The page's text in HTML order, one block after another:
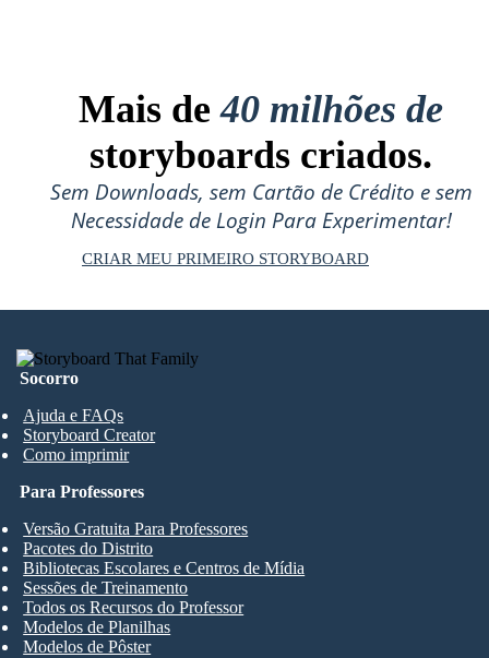
Mais de40 milhões de
storyboards criados.
Sem Downloads, sem Cartão de Crédito e sem
Necessidade de Login Para Experimentar!
CRIAR MEU PRIMEIRO STORYBOARD
Socorro
Ajuda e FAQs
Storyboard Creator
Como imprimir
Para Professores
Versão Gratuita Para Professores
Pacotes do Distrito
Bibliotecas Escolares e Centros de Mídia
Sessões de Treinamento
Todos os Recursos do Professor
Modelos de Planilhas
Modelos de Pôster